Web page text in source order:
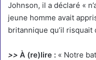
Johnson, il a déclaré «
jeune homme avait
britannique qu’il risquait
>> À (re)lire : « Notre